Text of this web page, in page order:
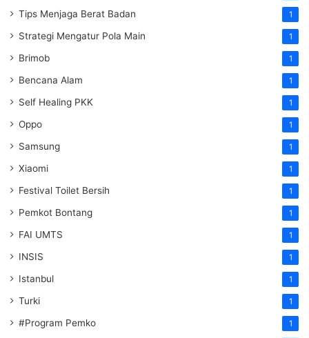
Tips Menjaga Berat Badan 1
Strategi Mengatur Pola Main 1
Brimob 1
Bencana Alam 1
Self Healing PKK 1
Oppo 1
Samsung 1
Xiaomi 1
Festival Toilet Bersih 1
Pemkot Bontang 1
FAI UMTS 1
INSIS 1
Istanbul 1
Turki 1
#Program Pemko 1